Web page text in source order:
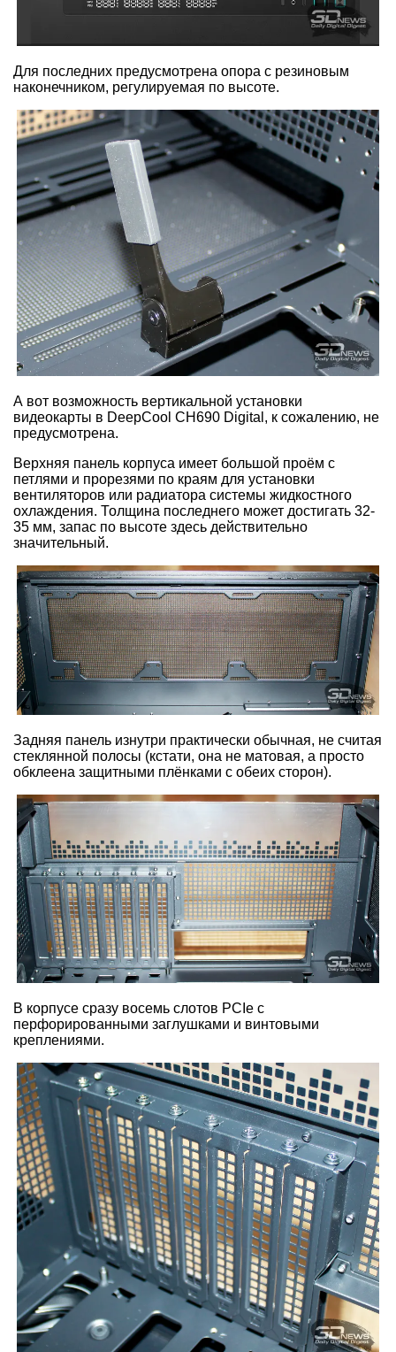
Для последних предусмотрена опора с резиновым
наконечником, регулируемая по высоте.
А вот возможность вертикальной установки
видеокарты в DeepCool CH690 Digital, к сожалению, не
предусмотрена.
Верхняя панель корпуса имеет большой проём с
петлями и прорезями по краям для установки
вентиляторов или радиатора системы жидкостного
охлаждения. Толщина последнего может достигать 32-
35 мм, запас по высоте здесь действительно
значительный.
Задняя панель изнутри практически обычная, не считая
стеклянной полосы (кстати, она не матовая, а просто
обклеена защитными плёнками с обеих сторон).
В корпусе сразу восемь слотов PCIe с
перфорированными заглушками и винтовыми
креплениями.